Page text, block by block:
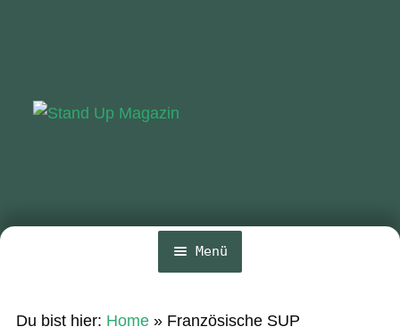
Menü
Du bist hier: Home» Französische SUP